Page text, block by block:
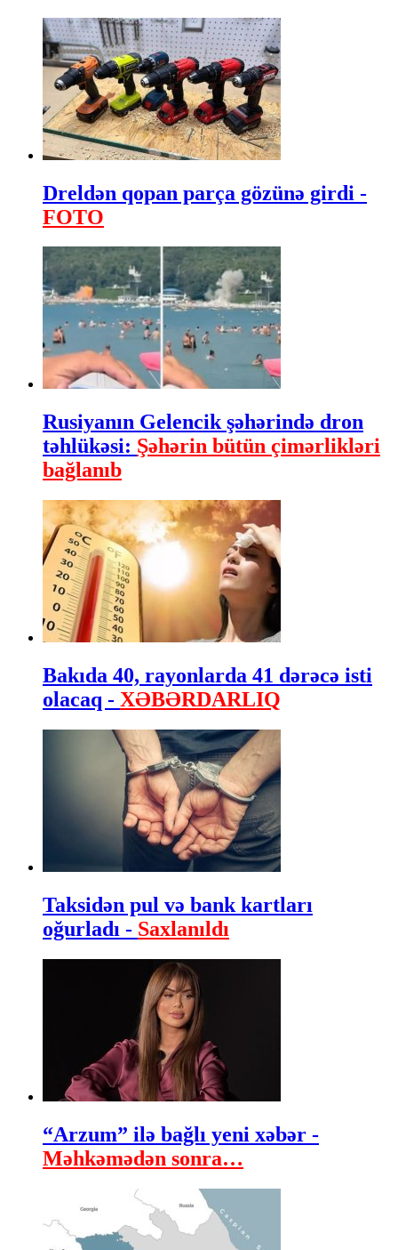
Dreldən qopan parça gözünə girdi -
FOTO
Rusiyanın Gelencik şəhərində dron
təhlükəsi: Şəhərin bütün çimərlikləri
bağlanıb
Bakıda 40, rayonlarda 41 dərəcə isti
olacaq - XƏBƏRDARLIQ
Taksidən pul və bank kartları
oğurladı - Saxlanıldı
“Arzum” ilə bağlı yeni xəbər -
Məhkəmədən sonra…